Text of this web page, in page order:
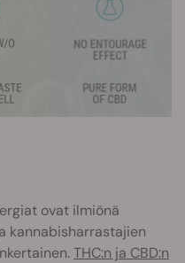
ovat ilmiönä
kannabisharrastajien
THC:n ja CBD:n